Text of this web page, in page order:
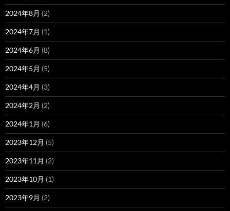
2024年8月 (2)
2024年7月 (1)
2024年6月 (8)
2024年5月 (5)
2024年4月 (3)
2024年2月 (2)
2024年1月 (6)
2023年12月 (5)
2023年11月 (2)
2023年10月 (1)
2023年9月 (2)